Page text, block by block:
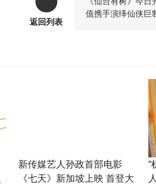
值携手演绎仙侠巨
返回列表
新传媒艺人孙政首部电影
《七天》新加坡上映 首登大
“